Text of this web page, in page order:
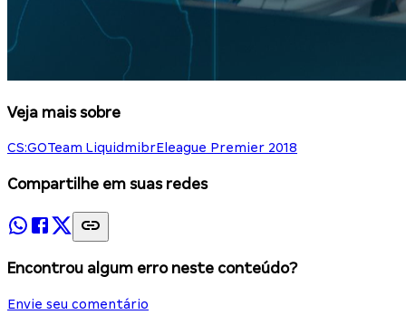
Veja mais sobre
CS:GOTeam LiquidmibrEleague Premier 2018
Compartilhe em suas redes
Encontrou algum erro neste conteúdo?
Envie seu comentário